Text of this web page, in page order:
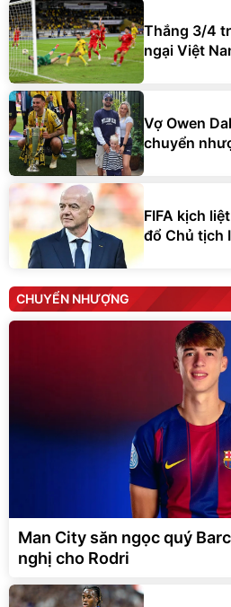
Thắng 3/4
ngại Việt
Vợ Owen
chuyển
FIFA kịch
đổ Chủ tịch
CHUYỂN NHƯỢNG
Man City săn ngọc quý
nghị cho Rodri